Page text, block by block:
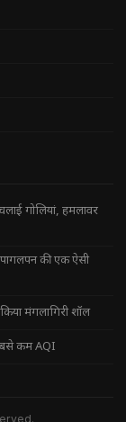
गोलियां, हमलावर
की एक ऐसी
मंगलागिरी शॉल
कम AQI